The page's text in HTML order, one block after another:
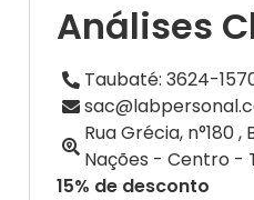
Análises
Taubaté: 3624-
Rua Grécia, n°180
Nações - Centro -
15% de desconto